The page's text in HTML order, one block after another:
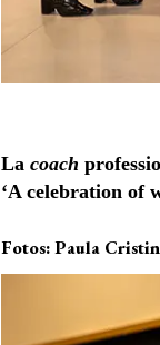
La coach
‘A celebration of
Fotos: Paula